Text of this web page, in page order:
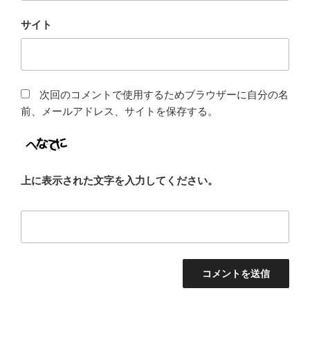
サイト
次回のコメントで使用するためブラウザーに自分の名
前、メールアドレス、サイトを保存する。
上に表示された文字を入力してください。